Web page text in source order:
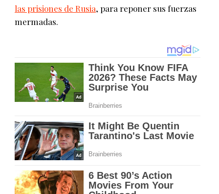
las prisiones de Rusia, para reponer sus fuerzas
mermadas.